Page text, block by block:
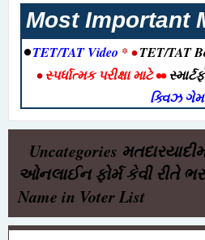
Most Important
•TET/TAT Video * •TET/TAT
•સ્પર્ધાત્મક પરીક્ષા માટે••
ક્વિઝ ગેમ
Uncategories
ઓનલાઈન ફોર્મ કેવી રીતે
Name in Voter List